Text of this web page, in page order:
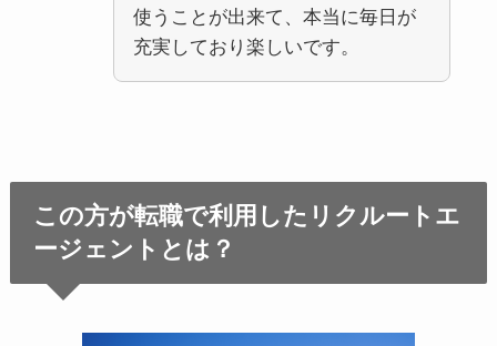
使うことが出来て、本当に毎日が
充実しており楽しいです。
この方が転職で利用したリクルートエ
ージェントとは？